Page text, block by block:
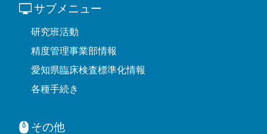
サブメニュー
研究班活動
精度管理事業部情報
愛知県臨床検査標準化情報
各種手続き
その他